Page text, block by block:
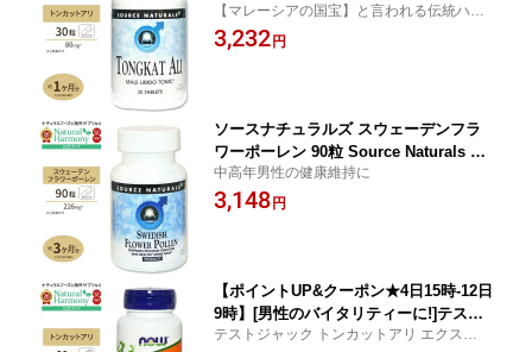
粒 Source Naturals TONGKAT ALI 80
mg 30Capsules[ハーフサイズ] カプセ
【マレーシアの国宝】と言われる伝統ハー
ブ
3,232円
ソースナチュラルズ スウェーデンフラ
ワーポーレン 90粒 Source Naturals Sw
edish Flower Pollen 90Tablets タブレ
ット 植物性 ハーブ スウェーデン産 花
中高年男性の健康維持に
3,148円
【ポイントUP&クーポン★4日15時-12日
9時】[男性のバイタリティーに!]テスト
ジャック トンカットアリ 60粒 NOW Fo
テストジャック トンカットアリ エクストラ